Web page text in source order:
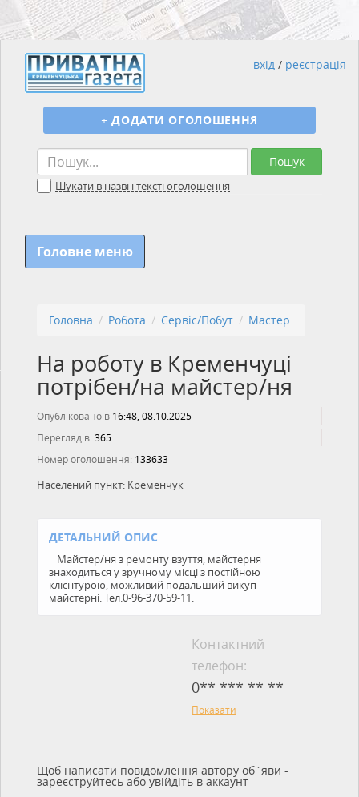
Пошук
Шукати в назві і тексті оголошення
+ ДОДАТИ ОГОЛОШЕННЯ
вхід / реєстрація
Головне меню
Головна Робота Сервіс/Побут Мастер
На роботу в Кременчуці
потрібен/на майстер/ня
Опубліковано в 16:48, 08.10.2025
Переглядів: 365
Номер оголошення: 133633
Населений пункт: Кременчук
ДЕТАЛЬНИЙ ОПИС
Майстер/ня з ремонту взуття, майстерня
знаходиться у зручному місці з постійною
клієнтурою, можливий подальший викуп
майстерні. Тел.0-96-370-59-11.
Контактний
телефон:
0** *** ** **
Показати
Щоб написати повідомлення автору об`яви -
зареєструйтесь або увійдіть в аккаунт